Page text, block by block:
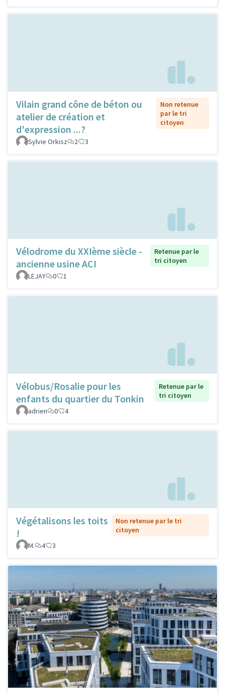
Vilain grand cône de béton ou
atelier de création et
d'expression ...?
Non retenue
par le tri
citoyen
Sylvie Orkisz 2 3
Vélodrome du XXIème siècle -
ancienne usine ACI
Retenue par le
tri citoyen
LEJAY
0 1
Vélobus/Rosalie pour les
enfants du quartier du Tonkin
Retenue par le
tri citoyen
adrien
0 4
Végétalisons les toits
!
Non retenue par le tri
citoyen
M.
4 3